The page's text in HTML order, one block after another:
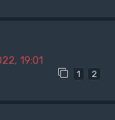
19:01
1 2